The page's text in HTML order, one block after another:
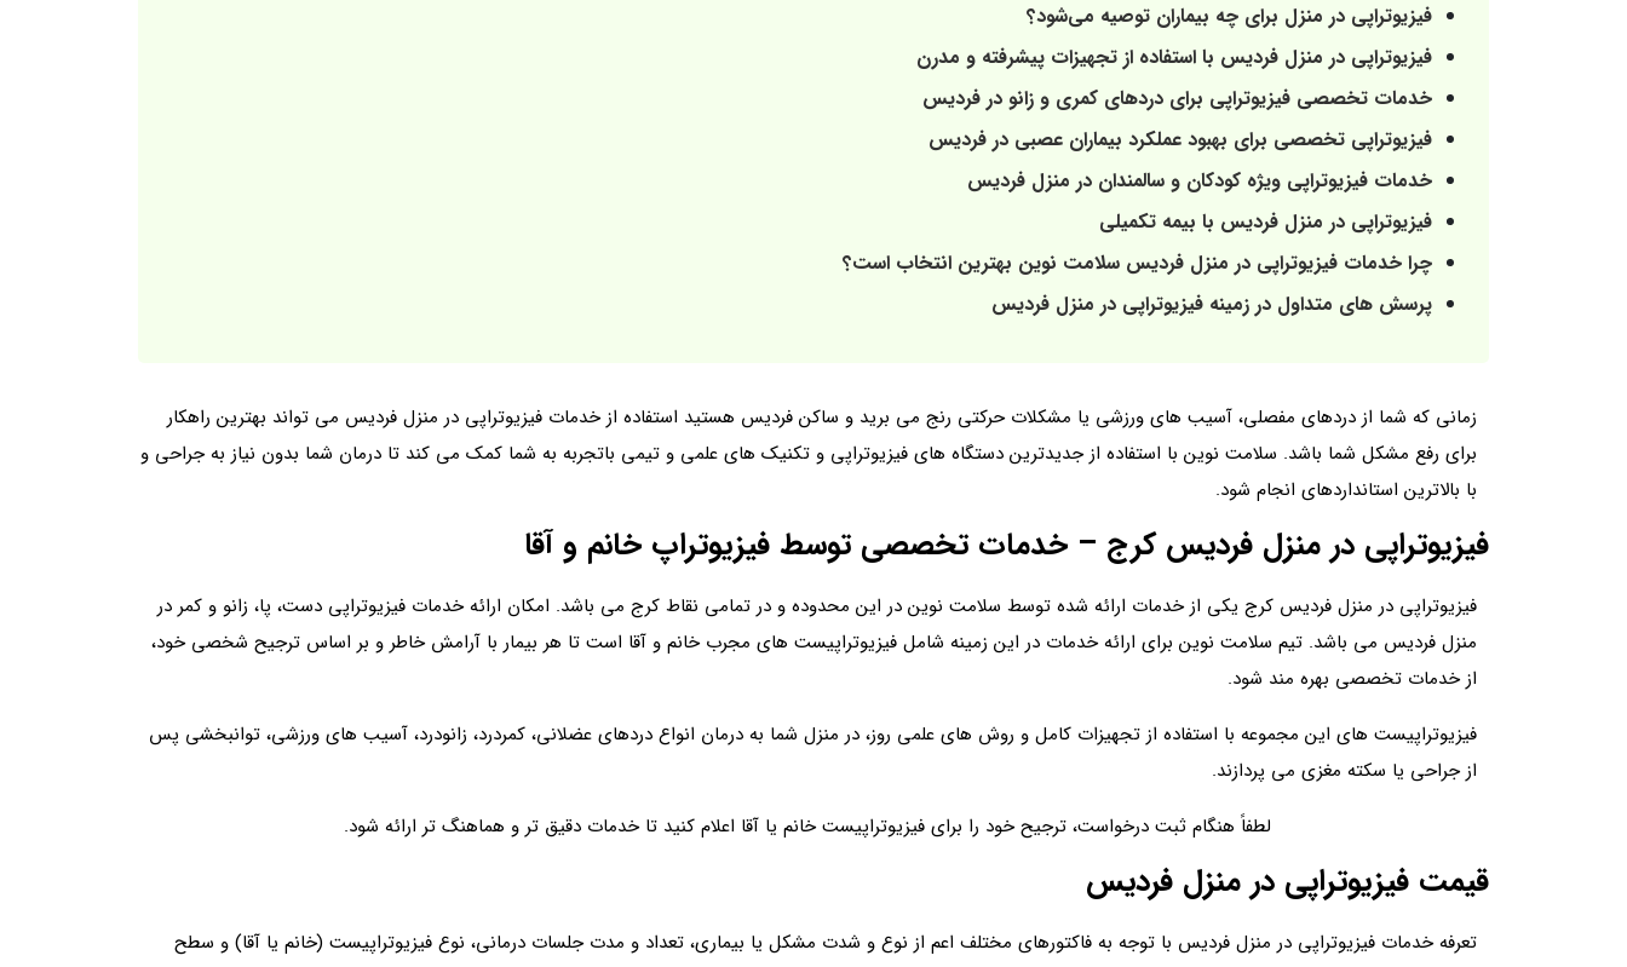
فیزیوتراپی در منزل برای چه بیماران توصیه می‌شود؟
فیزیوتراپی در منزل فردیس با استفاده از تجهیزات پیشرفته و مدرن
خدمات تخصصی فیزیوتراپی برای دردهای کمری و زانو در فردیس
فیزیوتراپی تخصصی برای بهبود عملکرد بیماران عصبی در فردیس
خدمات فیزیوتراپی ویژه کودکان و سالمندان در منزل فردیس
فیزیوتراپی در منزل فردیس با بیمه تکمیلی
چرا خدمات فیزیوتراپی در منزل فردیس سلامت نوین بهترین انتخاب است؟
پرسش های متداول در زمینه فیزیوتراپی در منزل فردیس
زمانی که شما از دردهای مفصلی، آسیب‌ های ورزشی یا مشکلات حرکتی رنج می‌ برید و ساکن فردیس هستید استفاده از خدمات فیزیوتراپی در منزل فردیس می‌ تواند بهترین راهکار
برای رفع مشکل شما باشد. سلامت نوین با استفاده از جدیدترین دستگاه‌ های فیزیوتراپی و تکنیک‌ های علمی و تیمی باتجربه به شما کمک می کند تا درمان شما بدون نیاز به جراحی و
با بالاترین استانداردهای انجام شود.
فیزیوتراپی در منزل فردیس کرج – خدمات تخصصی توسط فیزیوتراپ خانم و آقا
فیزیوتراپی در منزل فردیس کرج یکی از خدمات ارائه شده توسط سلامت نوین در این محدوده و در تمامی نقاط کرج می باشد. امکان ارائه خدمات فیزیوتراپی دست، پا، زانو و کمر در
منزل فردیس می باشد. تیم سلامت نوین برای ارائه خدمات در این زمینه شامل فیزیوتراپیست‌ های مجرب خانم و آقا است تا هر بیمار با آرامش خاطر و بر اساس ترجیح شخصی خود،
از خدمات تخصصی بهره‌ مند شود.
فیزیوتراپیست‌ های این مجموعه با استفاده از تجهیزات کامل و روش‌ های علمی روز، در منزل شما به درمان انواع دردهای عضلانی، کمردرد، زانودرد، آسیب‌ های ورزشی، توانبخشی پس
از جراحی یا سکته مغزی می‌ پردازند.
لطفاً هنگام ثبت درخواست، ترجیح خود را برای فیزیوتراپیست خانم یا آقا اعلام کنید تا خدمات دقیق‌ تر و هماهنگ‌ تر ارائه شود.
قیمت فیزیوتراپی در منزل فردیس
تعرفه خدمات فیزیوتراپی در منزل فردیس با توجه به فاکتورهای مختلف اعم از نوع و شدت مشکل یا بیماری، تعداد و مدت جلسات درمانی، نوع فیزیوتراپیست (خانم یا آقا) و سطح